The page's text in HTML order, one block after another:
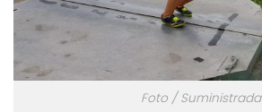
Foto / Suministrada